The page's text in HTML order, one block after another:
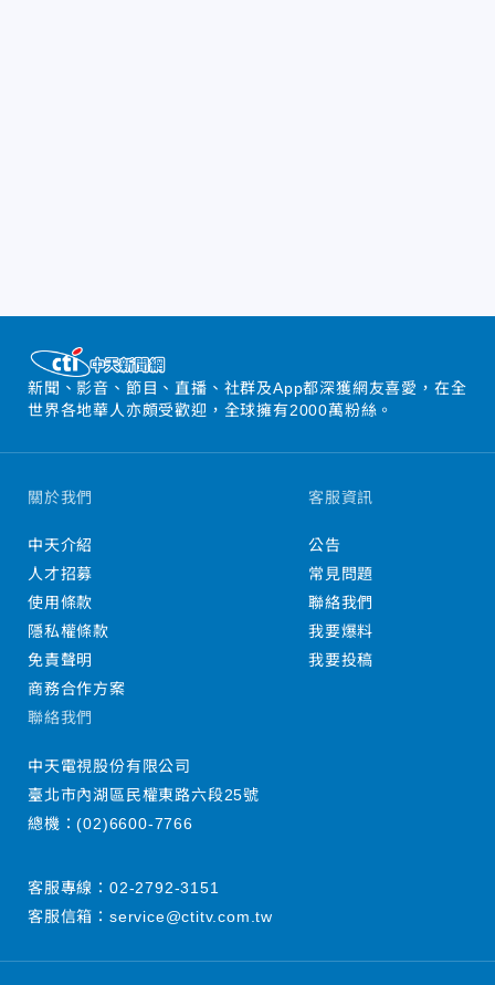
新聞、影音、節目、直播、社群及App都深獲網友喜愛，在全
世界各地華人亦頗受歡迎，全球擁有2000萬粉絲。
關於我們
中天介紹
人才招募
使用條款
隱私權條款
免責聲明
商務合作方案
客服資訊
公告
常見問題
聯絡我們
我要爆料
我要投稿
聯絡我們
中天電視股份有限公司
臺北市內湖區民權東路六段25號
總機：(02)6600-7766
客服專線： 02-2792-3151
客服信箱： service@ctitv.com.tw